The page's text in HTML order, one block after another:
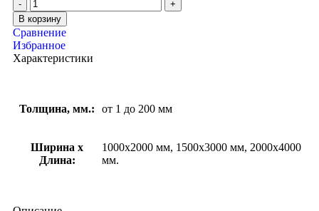
В корзину
Сравнение
Избранное
Характеристики
Толщина, мм.: от 1 до 200 мм
Ширина х
Длина:
1000х2000 мм, 1500х3000 мм, 2000х4000
мм.